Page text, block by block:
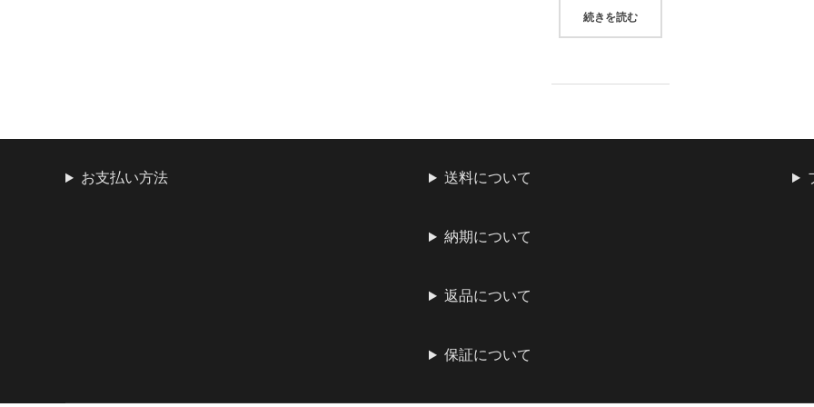
続きを読む“BOSS(ボス)BD-2(ブルースドライ
お支払い方法 送料について
納期について
返品について
保証について